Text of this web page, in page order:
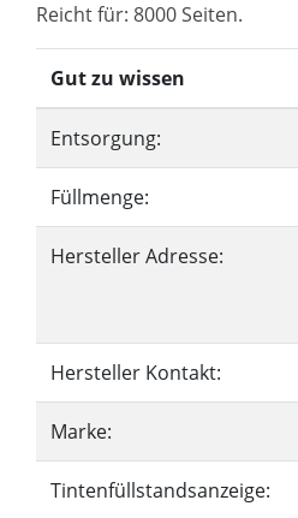
Reicht für: 8000 Seiten.
Gut zu wissen
Entsorgung:
Füllmenge:
Hersteller Adresse:
Hersteller Kontakt:
Marke:
Tintenfüllstandsanzeige: